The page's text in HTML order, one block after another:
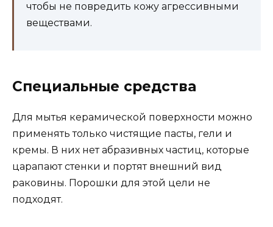
чтобы не повредить кожу агрессивными
веществами.
Специальные средства
Для мытья керамической поверхности можно
применять только чистящие пасты, гели и
кремы. В них нет абразивных частиц, которые
царапают стенки и портят внешний вид
раковины. Порошки для этой цели не
подходят.